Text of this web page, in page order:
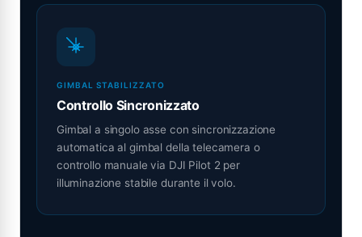
GIMBAL STABILIZZATO
Controllo Sincronizzato
Gimbal a singolo asse con sincronizzazione
automatica al gimbal della telecamera o
controllo manuale via DJI Pilot 2 per
illuminazione stabile durante il volo.